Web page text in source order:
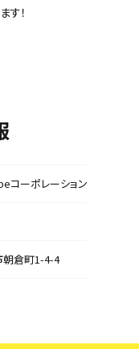
す！
コーポレーション
倉町1-4-4